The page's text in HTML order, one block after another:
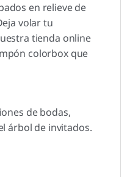
en relieve de
volar tu
tienda online
colorbox que
de bodas,
árbol de invitados.